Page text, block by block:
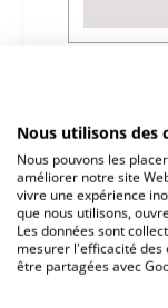
Nous utilisons des
Nous pouvons les
améliorer notre site
vivre une expérience
que nous utilisons,
Les données sont
mesurer l'efficacité des
être partagées avec